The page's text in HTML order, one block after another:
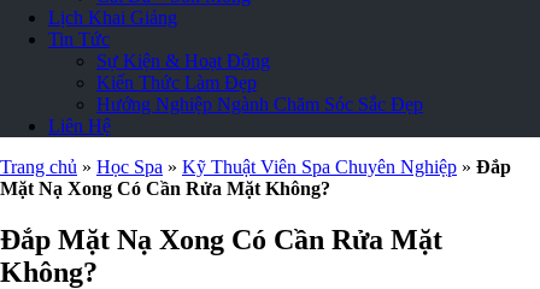
Lịch Khai Giảng
Tin Tức
Sự Kiện & Hoạt Động
Kiến Thức Làm Đẹp
Hướng Nghiệp Ngành Chăm Sóc Sắc Đẹp
Liên Hệ
Trang chủ » Học Spa » Kỹ Thuật Viên Spa Chuyên Nghiệp » Đắp
Mặt Nạ Xong Có Cần Rửa Mặt Không?
Đắp Mặt Nạ Xong Có Cần Rửa Mặt
Không?